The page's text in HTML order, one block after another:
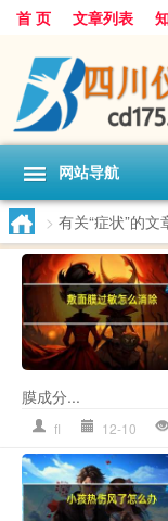
首 页 文章列表
网站导航
> 有关“症状”的文
膜成分...
fl 12-10